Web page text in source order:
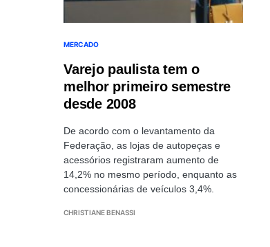
MERCADO
Varejo paulista tem o
melhor primeiro semestre
desde 2008
De acordo com o levantamento da
Federação, as lojas de autopeças e
acessórios registraram aumento de
14,2% no mesmo período, enquanto as
concessionárias de veículos 3,4%.
CHRISTIANE BENASSI